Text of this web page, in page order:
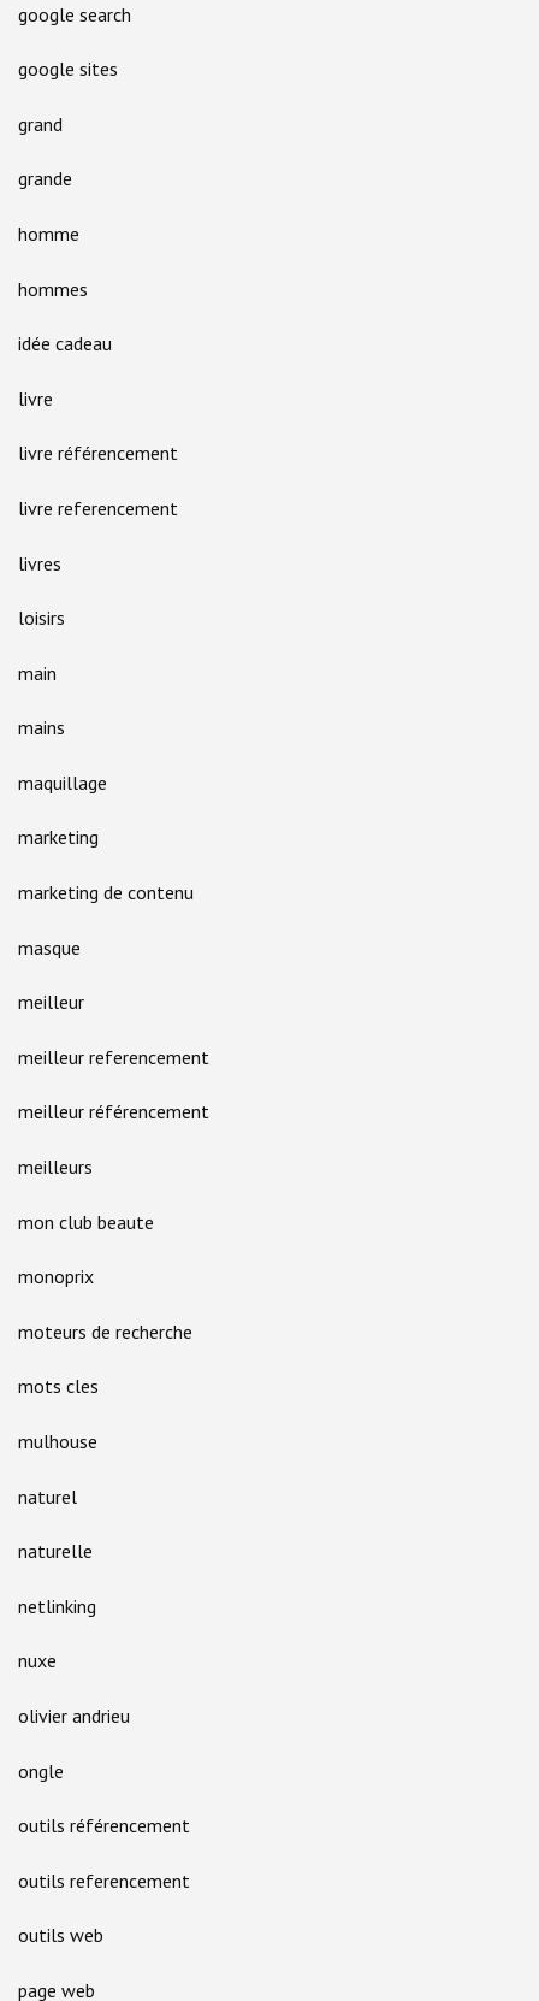
google search
google sites
grand
grande
homme
hommes
idée cadeau
livre
livre référencement
livre referencement
livres
loisirs
main
mains
maquillage
marketing
marketing de contenu
masque
meilleur
meilleur referencement
meilleur référencement
meilleurs
mon club beaute
monoprix
moteurs de recherche
mots cles
mulhouse
naturel
naturelle
netlinking
nuxe
olivier andrieu
ongle
outils référencement
outils referencement
outils web
page web